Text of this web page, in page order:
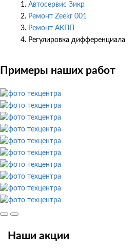
Автосервис Зикр
Ремонт Zeekr 001
Ремонт АКПП
Регулировка дифференциала
Примеры наших работ
Наши акции